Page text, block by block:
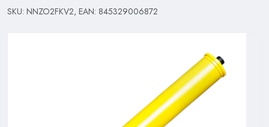
SKU: NNZO2FKV2, EAN: 845329006872